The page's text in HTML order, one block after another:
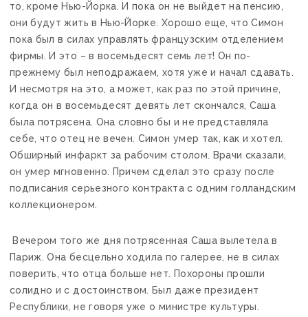
то, кроме Нью-Йорка. И пока он не выйдет на пенсию,
они будут жить в Нью-Йорке. Хорошо еще, что Симон
пока был в силах управлять французским отделением
фирмы. И это – в восемьдесят семь лет! Он по-
прежнему был неподражаем, хотя уже и начал сдавать.
И несмотря на это, а может, как раз по этой причине,
когда он в восемьдесят девять лет скончался, Саша
была потрясена. Она словно бы и не представляла
себе, что отец не вечен. Симон умер так, как и хотел.
Обширный инфаркт за рабочим столом. Врачи сказали,
он умер мгновенно. Причем сделал это сразу после
подписания серьезного контракта с одним голландским
коллекционером.
Вечером того же дня потрясенная Саша вылетела в
Париж. Она бесцельно ходила по галерее, не в силах
поверить, что отца больше нет. Похороны прошли
солидно и с достоинством. Был даже президент
Республики, не говоря уже о министре культуры.